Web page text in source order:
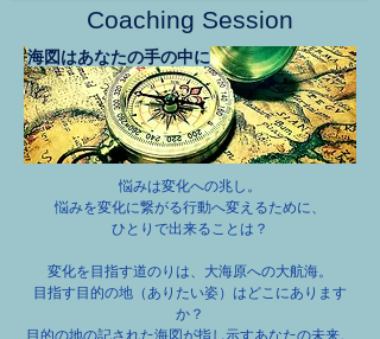
Coaching Session
海図はあなたの手の中に
​悩みは変化への兆し。
​悩みを変化に繋がる行動へ変えるために、
ひとりで出来ることは？
変化を目指す道のりは、大海原への大航海。
目指す目的の地（ありたい姿）はどこにあります
か？
目的の地の記された海図が指し示すあなたの未来。